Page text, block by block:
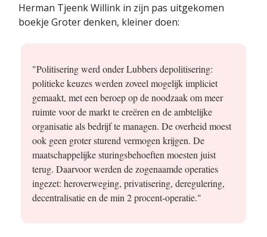
Herman Tjeenk Willink in zijn pas uitgekomen
boekje Groter denken, kleiner doen:
"Politisering werd onder Lubbers depolitisering:
politieke keuzes werden zoveel mogelijk impliciet
gemaakt, met een beroep op de noodzaak om meer
ruimte voor de markt te creëren en de ambtelijke
organisatie als bedrijf te managen. De overheid moest
ook geen groter sturend vermogen krijgen. De
maatschappelijke sturingsbehoeften moesten juist
terug. Daarvoor werden de zogenaamde operaties
ingezet: heroverweging, privatisering, deregulering,
decentralisatie en de min 2 procent-operatie."